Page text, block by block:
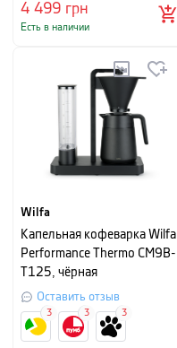
4 499 грн
Есть в наличии
Wilfa
Капельная кофеварка Wilfa
Performance Thermo CM9B-
T125, чёрная
Оставить отзыв
3 3 3